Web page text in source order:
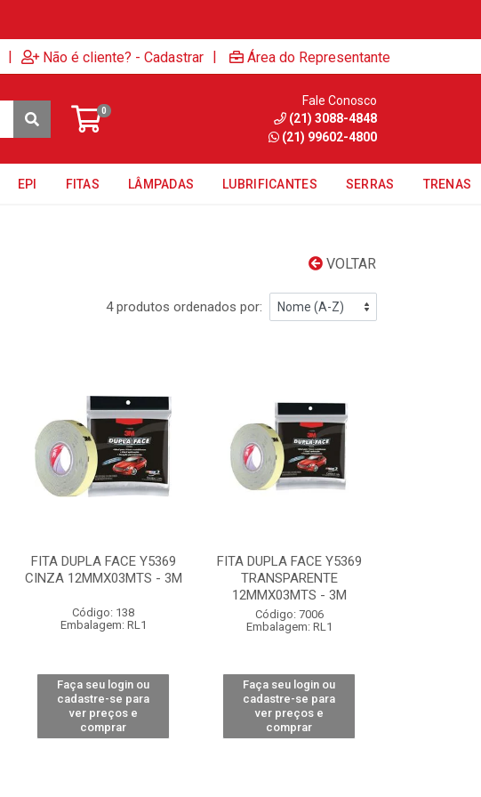
| Não é cliente? - Cadastrar | Área do Representante
0
Fale Conosco
(21) 3088-4848
(21) 99602-4800
EPI FITAS LÂMPADAS LUBRIFICANTES SERRAS TRENAS
VOLTAR
4 produtos ordenados por:
FITA DUPLA FACE Y5369
CINZA 12MMX03MTS - 3M
Código: 138
Embalagem: RL1
Faça seu login ou
cadastre-se para
ver preços e
comprar
FITA DUPLA FACE Y5369
TRANSPARENTE
12MMX03MTS - 3M
Código: 7006
Embalagem: RL1
Faça seu login ou
cadastre-se para
ver preços e
comprar